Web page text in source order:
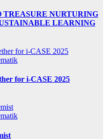
TREASURE NURTURING
LEARNING
for i-CASE 2025